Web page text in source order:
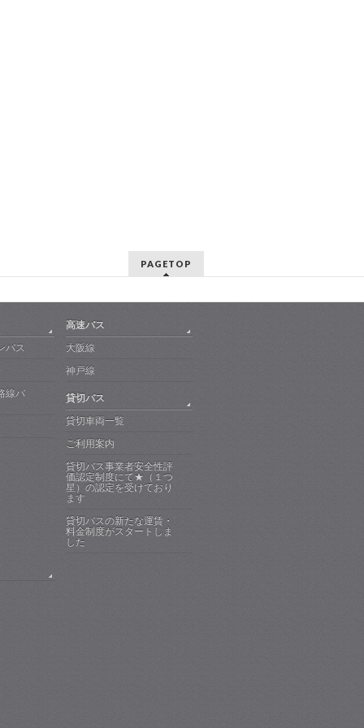
PAGETOP
バス
線バ
高速バス
大阪線
神戸線
貸切バス
貸切車両一覧
ご利用案内
貸切バス事業者安全性評
価認定制度にて★（１つ
星）の認定を受けており
ます
貸切バスの新たな運賃・
料金制度がスタートしま
した